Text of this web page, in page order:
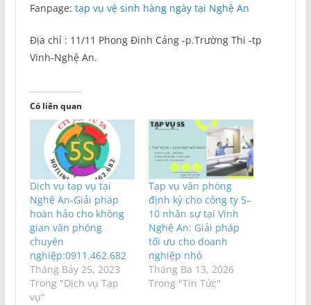
Fanpage: tạp vụ vệ sinh hàng ngày tại Nghệ An
Địa chỉ : 11/11 Phong Đinh Cảng -p.Trường Thi -tp
Vinh-Nghệ An.
Có liên quan
Dịch vụ tạp vụ tại
Nghệ An-Giải pháp
hoàn hảo cho không
gian văn phòng
chuyên
nghiệp:0911.462.682
Tháng Bảy 25, 2023
Trong "Dịch vụ Tạp
vụ"
Tạp vụ văn phòng
định kỳ cho công ty 5–
10 nhân sự tại Vinh
Nghệ An: Giải pháp
tối ưu cho doanh
nghiệp nhỏ
Tháng Ba 13, 2026
Trong "Tin Tức"